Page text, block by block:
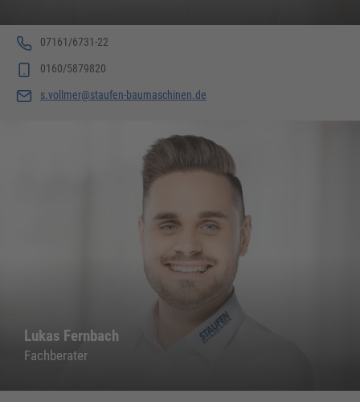
07161/6731-22
0160/5879820
s.vollmer@staufen-baumaschinen.de
Lukas Fernbach
Fachberater